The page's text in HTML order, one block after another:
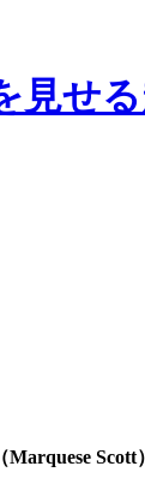
見せ
（Marquese Scott）